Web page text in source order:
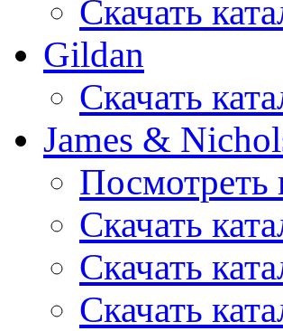
Скачать
Gildan
Скачать
James &
Посмотреть
Скачать
Скачать
Скачать